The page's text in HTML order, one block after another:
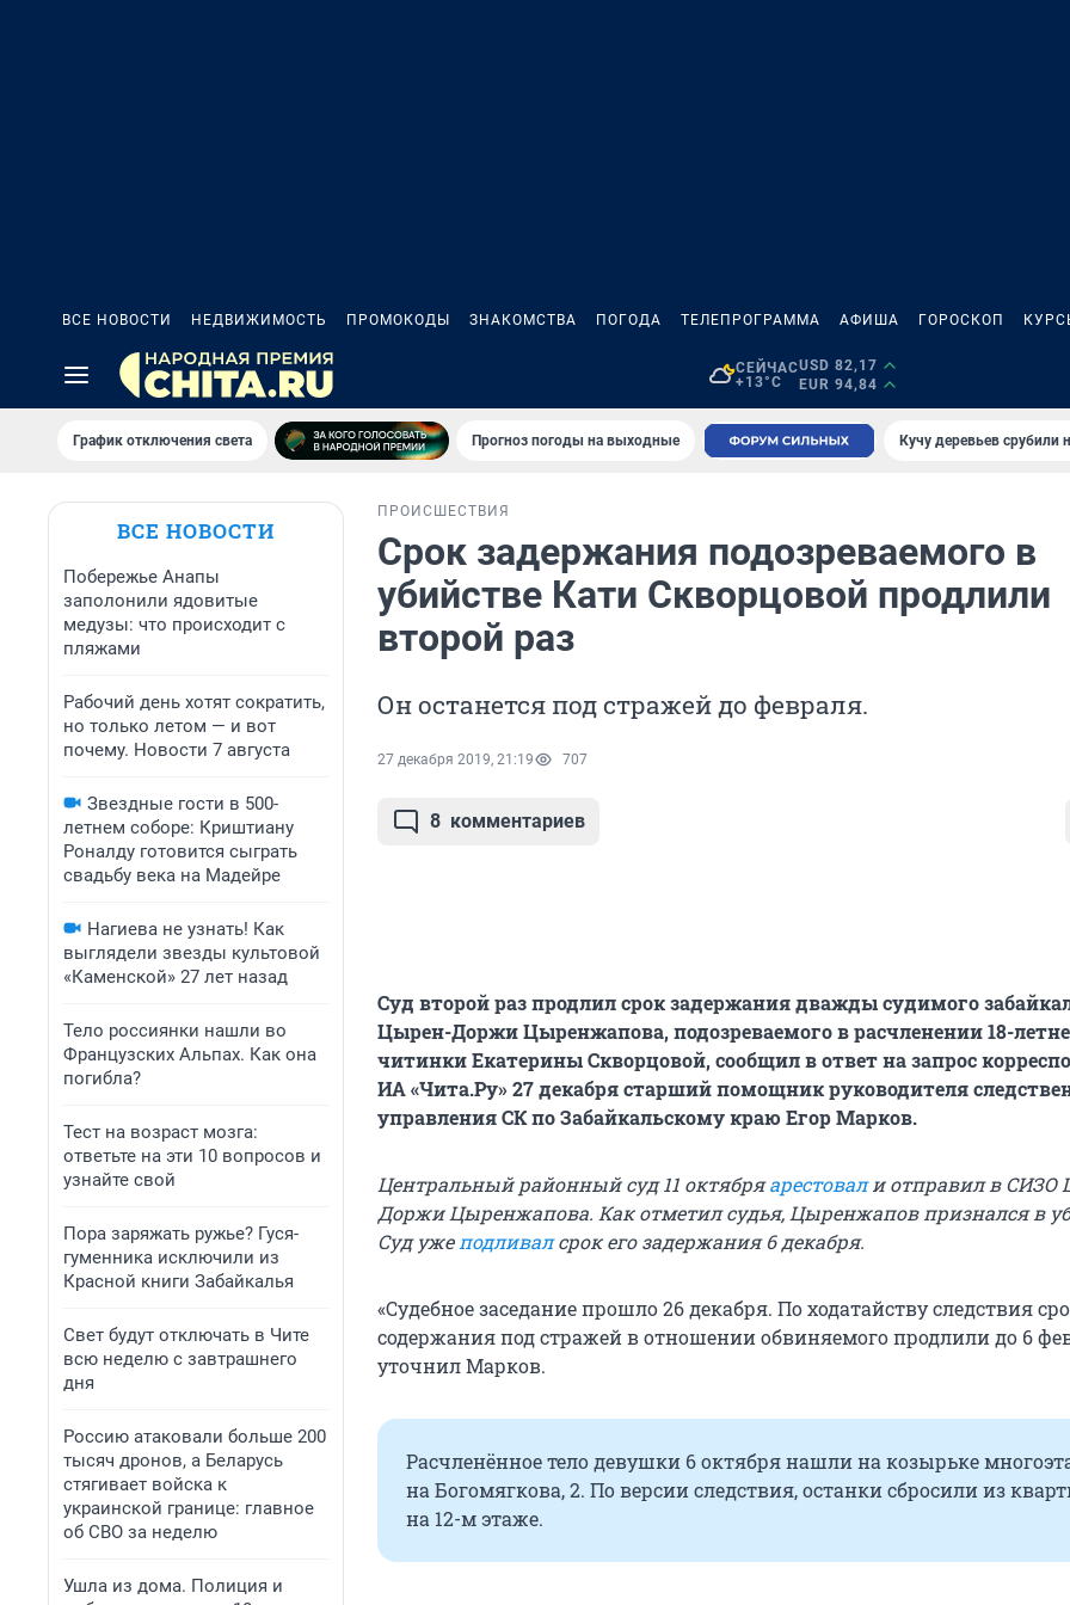
ВСЕ НОВОСТИ НЕДВИЖИМОСТЬ ПРОМОКОДЫ ЗНАКОМСТВА ПОГОДА ТЕЛЕПРОГРАММА АФИША ГОРОСКОП
СЕЙЧАС
+13°C
USD 82,17
EUR 94,84
График отключения света Прогноз погоды на выходные Кучу деревьев срубили
ВСЕ НОВОСТИ
Побережье Анапы
заполонили ядовитые
медузы: что происходит с
пляжами
Рабочий день хотят сократить,
но только летом — и вот
почему. Новости 7 августа
Звездные гости в 500-
летнем соборе: Криштиану
Роналду готовится сыграть
свадьбу века на Мадейре
Нагиева не узнать! Как
выглядели звезды культовой
«Каменской» 27 лет назад
Тело россиянки нашли во
Французских Альпах. Как она
погибла?
Тест на возраст мозга:
ответьте на эти 10 вопросов и
узнайте свой
Пора заряжать ружье? Гуся-
гуменника исключили из
Красной книги Забайкалья
Свет будут отключать в Чите
всю неделю с завтрашнего
дня
Россию атаковали больше 200
тысяч дронов, а Беларусь
стягивает войска к
украинской границе: главное
об СВО за неделю
Ушла из дома. Полиция и
ПРОИСШЕСТВИЯ
Срок задержания подозреваемого в
убийстве Кати Скворцовой продлили
второй раз
Он останется под стражей до февраля.
27 декабря 2019, 21:19 707
8 комментариев
Суд второй раз продлил срок задержания дважды судимого
Цырен-Доржи Цыренжапова, подозреваемого в расчленении 18-
читинки Екатерины Скворцовой, сообщил в ответ на запрос
ИА «Чита.Ру» 27 декабря старший помощник руководителя
управления СК по Забайкальскому краю Егор Марков.
Центральный районный суд 11 октябряарестовали отправил в СИЗО
Доржи Цыренжапова. Как отметил судья, Цыренжапов признался в
Суд уже подливалсрок его задержания 6 декабря.
«Судебное заседание прошло 26 декабря. По ходатайству следствия
содержания под стражей в отношении обвиняемого продлили до 6
уточнил Марков.
Расчленённое тело девушки 6 октября нашли на козырьке
на Богомягкова, 2. По версии следствия, останки сбросили из
на 12-м этаже.